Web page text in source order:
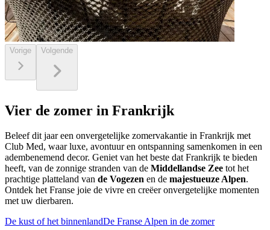
Vorige Volgende
Vier de zomer in Frankrijk
Beleef dit jaar een onvergetelijke zomervakantie in Frankrijk met
Club Med, waar luxe, avontuur en ontspanning samenkomen in een
adembenemend decor. Geniet van het beste dat Frankrijk te bieden
heeft, van de zonnige stranden van de Middellandse Zee tot het
prachtige platteland van de Vogezen en de majestueuze Alpen.
Ontdek het Franse joie de vivre en creëer onvergetelijke momenten
met uw dierbaren.
De kust of het binnenlandDe Franse Alpen in de zomer